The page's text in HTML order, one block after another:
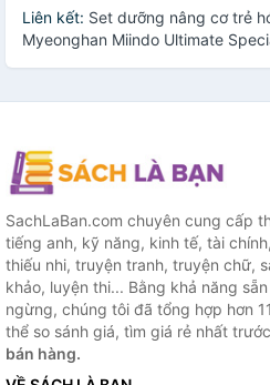
Liên kết: Set dưỡng nâng cơ trẻ
Myeonghan Miindo Ultimate
SachLaBan.com chuyên cung cấp
tiếng anh, kỹ năng, kinh tế, tài
thiếu nhi, truyện tranh, truyện chữ,
khảo, luyện thi... Bằng khả năng
ngừng, chúng tôi đã tổng hợp hơn
thể so sánh giá, tìm giá rẻ nhất
bán hàng.